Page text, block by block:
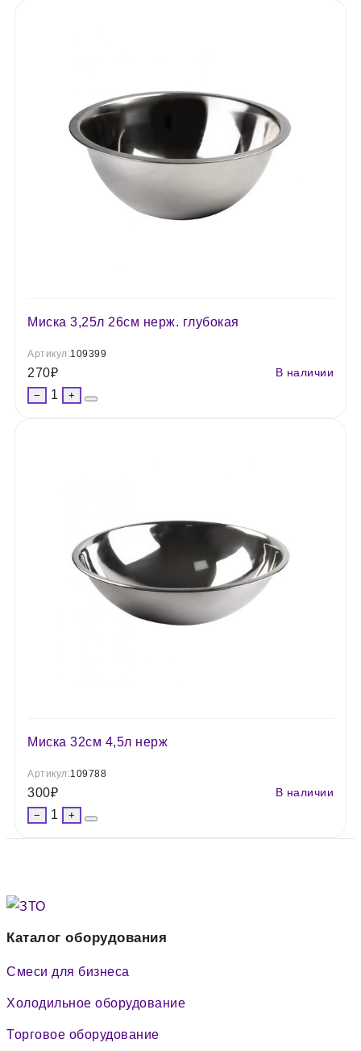
Миска 3,25л 26см нерж. глубокая
Артикул:109399
270₽ В наличии
− 1 +
Миска 32см 4,5л нерж
Артикул:109788
300₽ В наличии
− 1 +
Каталог оборудования
Смеси для бизнеса
Холодильное оборудование
Торговое оборудование